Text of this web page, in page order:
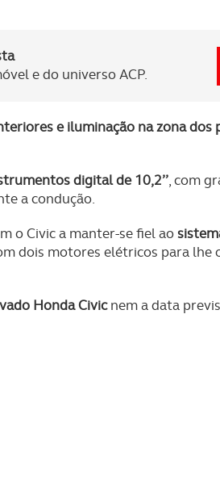
e do universo ACP.
e iluminação na zona dos
digital de 10,2’’, com
a condução.
o Civic a manter-se fiel ao
dois motores elétricos para lhe
Honda Civicnem a data